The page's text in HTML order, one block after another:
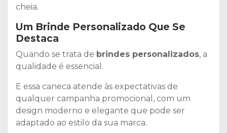
cheia.
Um Brinde Personalizado Que Se
Destaca
Quando se trata de brindes personalizados, a
qualidade é essencial.
E essa caneca atende às expectativas de
qualquer campanha promocional, com um
design moderno e elegante que pode ser
adaptado ao estilo da sua marca.